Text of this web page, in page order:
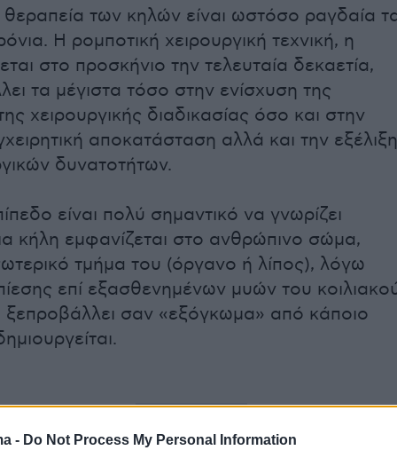
- Do Not Process My Personal Information
θεραπεία των κηλών είναι ωστόσο ραγδαία
Η ρομποτική χειρουργική τεχνική, η
στο προσκήνιο την τελευταία δεκαετία,
τα μέγιστα τόσο στην ενίσχυση της
χειρουργικής διαδικασίας όσο και στην
αποκατάσταση αλλά και την εξέλιξη
δυνατοτήτων.
είναι πολύ σημαντικό να γνωρίζει
κήλη εμφανίζεται στο ανθρώπινο σώμα,
τμήμα του (όργανο ή λίπος), λόγω
επί εξασθενημένων μυών του
ξεπροβάλλει σαν «εξόγκωμα» από κάποιο
στοygeiamou.gr